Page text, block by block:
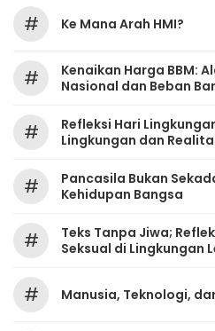
# Ke Mana Arah HMI?
#
Kenaikan Harga BBM:
Nasional dan Beban
#
Refleksi Hari
Lingkungan dan
#
Pancasila Bukan
Kehidupan Bangsa
#
Teks Tanpa Jiwa;
Seksual di Lingkungan
# Manusia, Teknologi,